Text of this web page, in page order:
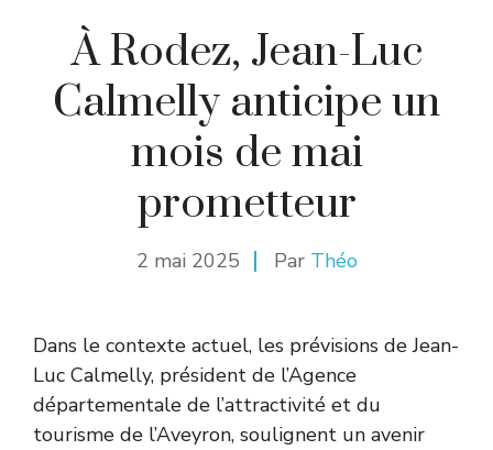
À Rodez, Jean-Luc
Calmelly anticipe un
mois de mai
prometteur
2 mai 2025 Par Théo
Dans le contexte actuel, les prévisions de Jean-
Luc Calmelly, président de l’Agence
départementale de l’attractivité et du
tourisme de l’Aveyron, soulignent un avenir